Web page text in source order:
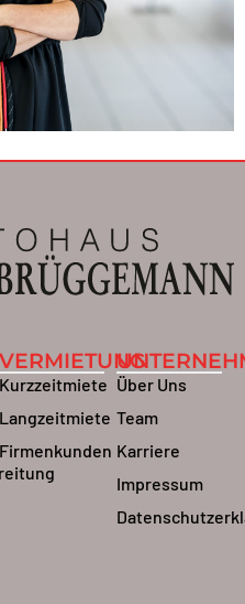
VERMIETUNG
Kurzzeitmiete
Langzeitmiete
Firmenkunden
Über Uns
Team
Karriere
Impressum